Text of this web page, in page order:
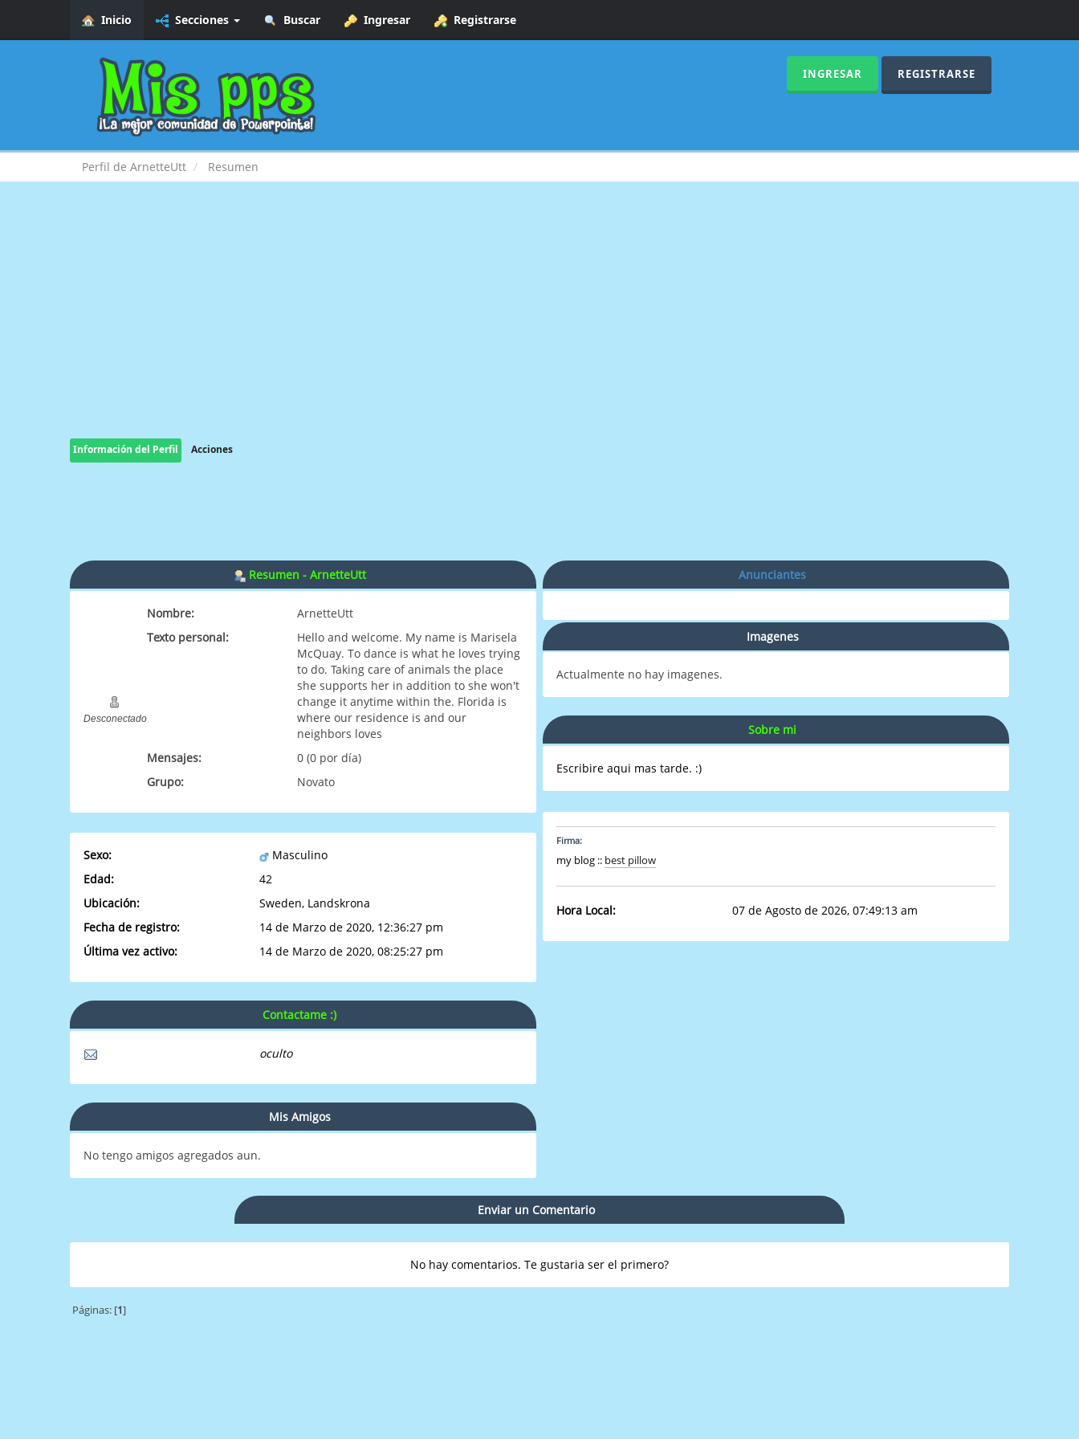
Inicio Secciones Buscar Ingresar Registrarse
INGRESAR REGISTRARSE
Perfil de ArnetteUtt Resumen
Información del Perfil Acciones
Resumen - ArnetteUtt
Desconectado
Nombre:
ArnetteUtt
Texto personal:
Hello and welcome. My name is Marisela
McQuay. To dance is what he loves trying
to do. Taking care of animals the place
she supports her in addition to she won't
change it anytime within the. Florida is
where our residence is and our
neighbors loves
Mensajes:
0 (0 por día)
Grupo:
Novato
Sexo:
Masculino
Edad:
42
Ubicación:
Sweden, Landskrona
Fecha de registro:
14 de Marzo de 2020, 12:36:27 pm
Última vez activo:
14 de Marzo de 2020, 08:25:27 pm
Contactame :)
oculto
Mis Amigos
No tengo amigos agregados aun.
Anunciantes
Imagenes
Actualmente no hay imagenes.
Sobre mi
Escribire aqui mas tarde. :)
Firma:
my blog :: best pillow
Hora Local: 07 de Agosto de 2026, 07:49:13 am
Enviar un Comentario
No hay comentarios. Te gustaria ser el primero?
Páginas: [1]